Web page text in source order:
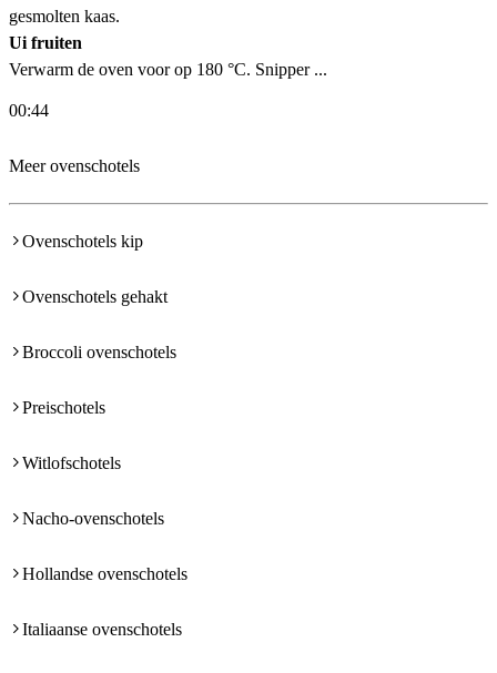
gesmolten kaas.
Ui fruiten
Verwarm de oven voor op 180 °C. Snipper ...
00:44
Meer ovenschotels
Ovenschotels kip
Ovenschotels gehakt
Broccoli ovenschotels
Preischotels
Witlofschotels
Nacho-ovenschotels
Hollandse ovenschotels
Italiaanse ovenschotels